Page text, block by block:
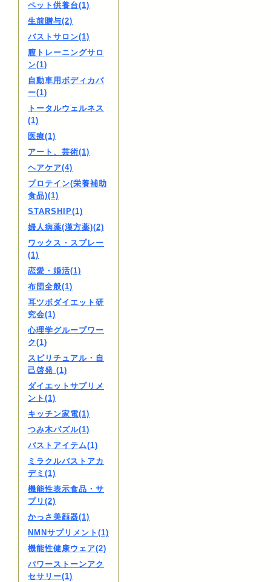
ペット供養台(1)
生前贈与(2)
バストサロン(1)
膣トレーニングサロ
ン(1)
自動車用ボディカバ
ー(1)
トータルウェルネス
(1)
医療(1)
アート、芸術(1)
ヘアケア(4)
プロテイン(栄養補助
食品)(1)
STARSHIP(1)
婦人病薬(漢方薬)(2)
ワックス・スプレー
(1)
恋愛・婚活(1)
布団全般(1)
耳ツボダイエット研
究会(1)
心理学グループワー
ク(1)
スピリチュアル・自
己啓発 (1)
ダイエットサプリメ
ント(1)
キッチン家電(1)
つみ木パズル(1)
バストアイテム(1)
ミラクルバストアカ
デミ(1)
機能性表示食品・サ
プリ(2)
かっさ美顔器(1)
NMNサプリメント(1)
機能性健康ウェア(2)
パワーストーンアク
セサリー(1)